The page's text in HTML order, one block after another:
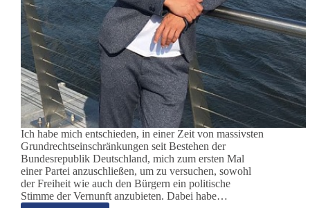
Ich habe mich entschieden, in einer Zeit von massivsten
Grundrechtseinschränkungen seit Bestehen der
Bundesrepublik Deutschland, mich zum ersten Mal
einer Partei anzuschließen, um zu versuchen, sowohl
der Freiheit wie auch den Bürgern ein politische
Stimme der Vernunft anzubieten. Dabei habe…